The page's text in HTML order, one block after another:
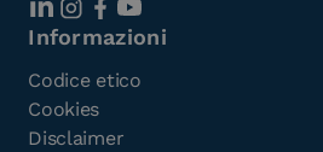
Informazioni
Codice etico
Cookies
Disclaimer